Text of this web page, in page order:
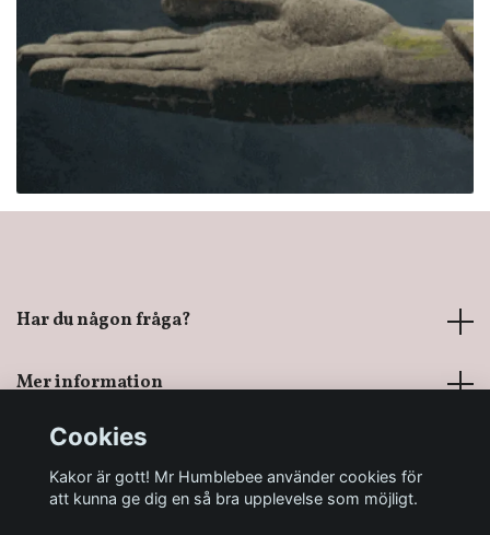
Har du någon fråga?
Mer information
Sociala medier
Cookies
Kakor är gott! Mr Humblebee använder cookies för
att kunna ge dig en så bra upplevelse som möjligt.